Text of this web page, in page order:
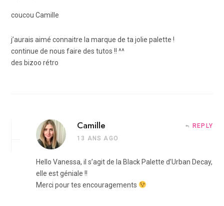
coucou Camille
j’aurais aimé connaitre la marque de ta jolie palette !
continue de nous faire des tutos !! ^^
des bizoo rétro
Camille
13 ANS AGO
REPLY
Hello Vanessa, il s’agit de la Black Palette d’Urban Decay,
elle est géniale !!
Merci pour tes encouragements